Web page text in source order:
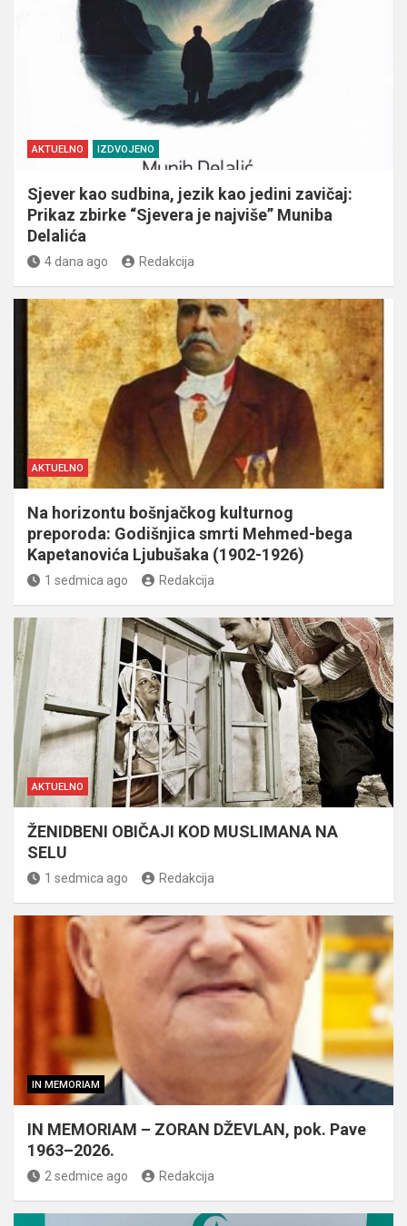
AKTUELNO IZDVOJENO
Sjever kao sudbina, jezik kao jedini zavičaj:
Prikaz zbirke “Sjevera je najviše” Muniba
Delalića
4 dana ago Redakcija
AKTUELNO
Na horizontu bošnjačkog kulturnog
preporoda: Godišnjica smrti Mehmed-bega
Kapetanovića Ljubušaka (1902-1926)
1 sedmica ago Redakcija
AKTUELNO
ŽENIDBENI OBIČAJI KOD MUSLIMANA NA
SELU
1 sedmica ago Redakcija
IN MEMORIAM
IN MEMORIAM – ZORAN DŽEVLAN, pok. Pave
1963–2026.
2 sedmice ago Redakcija